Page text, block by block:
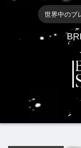
世界中のブ